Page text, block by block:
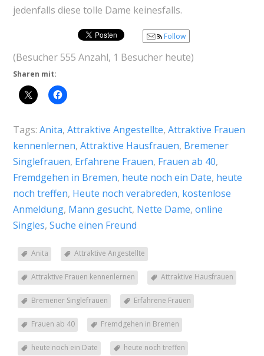
jedenfalls diese tolle Dame keinesfalls.
Follow
(Besucher 555 Anzahl, 1 Besucher heute)
Sharen mit:
Tags: Anita, Attraktive Angestellte, Attraktive Frauen
kennenlernen, Attraktive Hausfrauen, Bremener
Singlefrauen, Erfahrene Frauen, Frauen ab 40,
Fremdgehen in Bremen, heute noch ein Date, heute
noch treffen, Heute noch verabreden, kostenlose
Anmeldung, Mann gesucht, Nette Dame, online
Singles, Suche einen Freund
Anita Attraktive Angestellte
Attraktive Frauen kennenlernen Attraktive Hausfrauen
Bremener Singlefrauen Erfahrene Frauen
Frauen ab 40 Fremdgehen in Bremen
heute noch ein Date heute noch treffen